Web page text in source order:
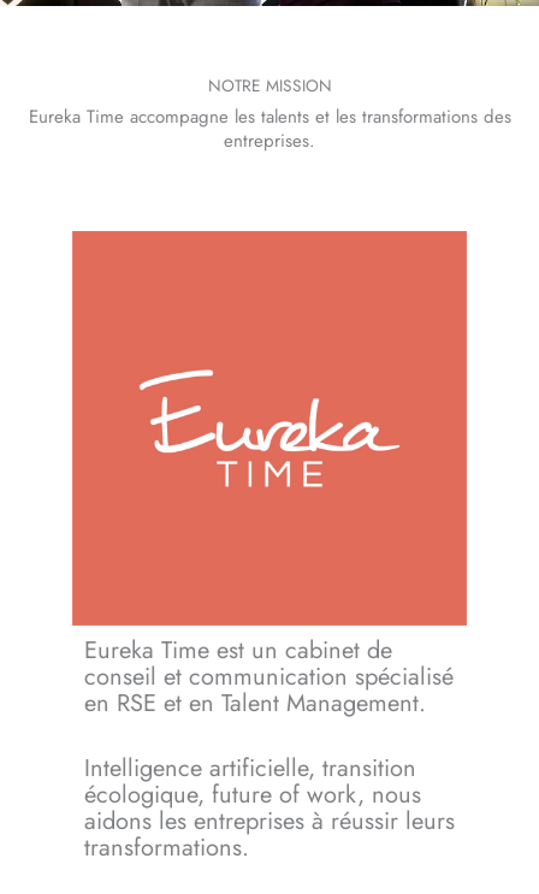
NOTRE MISSION
Eureka Time accompagne les talents et les transformations des
entreprises.
Eureka Time est un cabinet de
conseil et communication spécialisé
en RSE et en Talent Management.
Intelligence artificielle, transition
écologique, future of work, nous
aidons les entreprises à réussir leurs
transformations.